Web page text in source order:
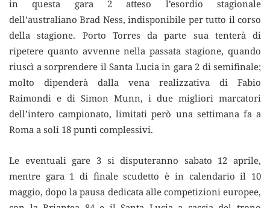
in questa gara 2 atteso l’esordio stagionale
dell’australiano Brad Ness, indisponibile per tutto il corso
della stagione. Porto Torres da parte sua tenterà di
ripetere quanto avvenne nella passata stagione, quando
riuscì a sorprendere il Santa Lucia in gara 2 di semifinale;
molto dipenderà dalla vena realizzativa di Fabio
Raimondi e di Simon Munn, i due migliori marcatori
dell’intero campionato, limitati però una settimana fa a
Roma a soli 18 punti complessivi.
Le eventuali gare 3 si disputeranno sabato 12 aprile,
mentre gara 1 di finale scudetto è in calendario il 10
maggio, dopo la pausa dedicata alle competizioni europee,